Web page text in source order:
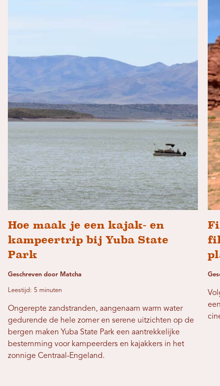
Hoe maak je een kajak- en
kampeertrip bij Yuba State
Park
Geschreven door Matcha
Leestijd: 5 minuten
Ongerepte zandstranden, aangenaam warm water
gedurende de hele zomer en serene uitzichten op de
bergen maken Yuba State Park een aantrekkelijke
bestemming voor kampeerders en kajakkers in het
zonnige Centraal-Engeland.